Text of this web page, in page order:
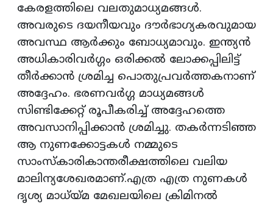
കേരളത്തിലെ വലതുമാധ്യമങ്ങൾ.
അവരുടെ ദയനീയവും ദൗർഭാഗ്യകരവുമായ
അവസ്ഥ ആർക്കും ബോധ്യമാവും. ഇന്ത്യൻ
അധികാരിവർഗ്ഗം ഒരിക്കൽ ലോക്കപ്പിലിട്ട്
തീർക്കാൻ ശ്രമിച്ച പൊതുപ്രവർത്തകനാണ്
അദ്ദേഹം. ഭരണവർഗ്ഗ മാധ്യമങ്ങൾ
സിണ്ടിക്കേറ്റ് രൂപീകരിച്ച് അദ്ദേഹത്തെ
അവസാനിപ്പിക്കാൻ ശ്രമിച്ചു. തകർന്നടിഞ്ഞ
ആ നുണക്കോട്ടകൾ നമ്മുടെ
സാംസ്കാരികാന്തരീക്ഷത്തിലെ വലിയ
മാലിന്യശേഖരമാണ്.എത്ര എത്ര നുണകൾ
ദൃശ്യ മാധ്യ്മ മേഖലയിലെ ക്രിമിനൽ